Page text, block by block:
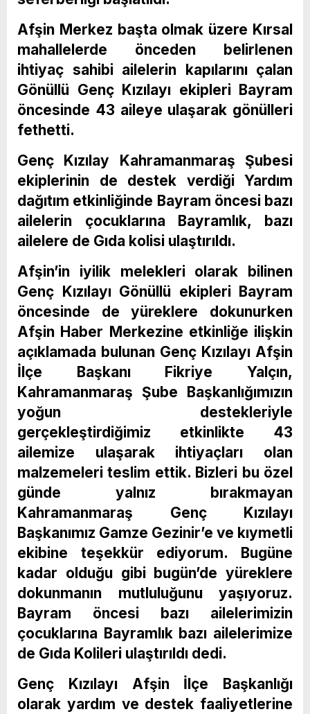
Afşin Merkez başta olmak üzere Kırsal
mahallelerde önceden belirlenen
ihtiyaç sahibi ailelerin kapılarını çalan
Gönüllü Genç Kızılayı ekipleri Bayram
öncesinde 43 aileye ulaşarak gönülleri
fethetti.
Genç Kızılay Kahramanmaraş Şubesi
ekiplerinin de destek verdiği Yardım
dağıtım etkinliğinde Bayram öncesi bazı
ailelerin çocuklarına Bayramlık, bazı
ailelere de Gıda kolisi ulaştırıldı.
Afşin’in iyilik melekleri olarak bilinen
Genç Kızılayı Gönüllü ekipleri Bayram
öncesinde de yüreklere dokunurken
Afşin Haber Merkezine etkinliğe ilişkin
açıklamada bulunan Genç Kızılayı Afşin
İlçe Başkanı Fikriye Yalçın,
Kahramanmaraş Şube Başkanlığımızın
yoğun destekleriyle
gerçekleştirdiğimiz etkinlikte 43
ailemize ulaşarak ihtiyaçları olan
malzemeleri teslim ettik. Bizleri bu özel
günde yalnız bırakmayan
Kahramanmaraş Genç Kızılayı
Başkanımız Gamze Gezinir’e ve kıymetli
ekibine teşekkür ediyorum. Bugüne
kadar olduğu gibi bugün’de yüreklere
dokunmanın mutluluğunu yaşıyoruz.
Bayram öncesi bazı ailelerimizin
çocuklarına Bayramlık bazı ailelerimize
de Gıda Kolileri ulaştırıldı dedi.
Genç Kızılayı Afşin İlçe Başkanlığı
olarak yardım ve destek faaliyetlerine